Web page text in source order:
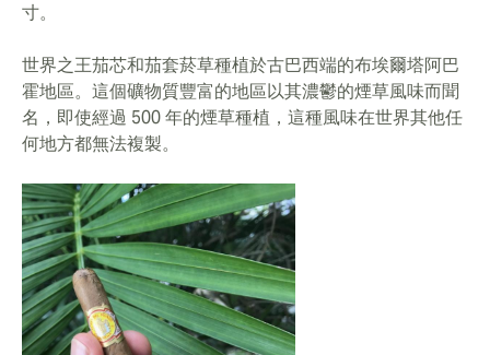
寸。
世界之王茄芯和茄套菸草種植於古巴西端的布埃爾塔阿巴
霍地區。這個礦物質豐富的地區以其濃鬱的煙草風味而聞
名，即使經過 500 年的煙草種植，這種風味在世界其他任
何地方都無法複製。